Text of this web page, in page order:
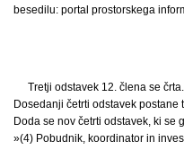
besedilu: portal prostorskega
Tretji odstavek 12. člena se črta.
Dosedanji četrti odstavek postane
Doda se nov četrti odstavek, ki se
»(4) Pobudnik, koordinator in